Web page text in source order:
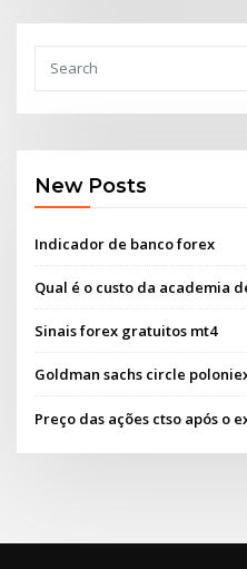
New Posts
Indicador de banco forex
Qual é o custo da academia
Sinais forex gratuitos mt4
Goldman sachs circle
Preço das ações ctso após o